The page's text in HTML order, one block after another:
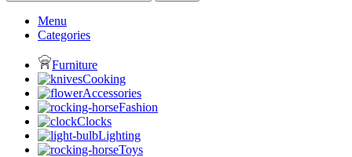
Menu
Categories
Furniture
Cooking
Accessories
Fashion
Clocks
Lighting
Toys